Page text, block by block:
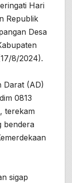
Hari
Republik
Desa
8/2024).
Darat (AD)
0813
terekam
bendera
sigap